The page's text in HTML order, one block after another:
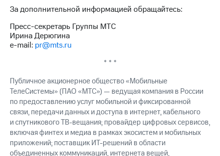
Рынок
облигаций
Описание
Еврооблигации-2023
погашении
именных
облигаций
Другое
Регистратор
Реквизиты
Контакты
развитие
За дополнительной информацией обращайтесь:
Пресс-секретарь Группы МТС
Ирина Дерюгина
e-mail: pr@mts.ru
* * *
Публичное акционерное общество «Мобильные
ТелеСистемы» (ПАО «МТС») — ведущая компания в России
по предоставлению услуг мобильной и фиксированной
связи, передачи данных и доступа в интернет, кабельного
и спутникового ТВ-вещания; провайдер цифровых сервисов,
включая финтех и медиа в рамках экосистем и мобильных
приложений; поставщик ИТ-решений в области
объединенных коммуникаций, интернета вещей,